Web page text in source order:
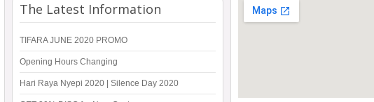
The Latest Information
TIFARA JUNE 2020 PROMO
Opening Hours Changing
Hari Raya Nyepi 2020 | Silence Day 2020